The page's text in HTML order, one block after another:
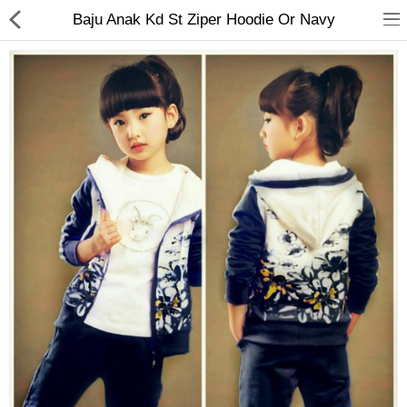
Kacamata
Kecantikan
Kesehatan
Mainan
Makanan & Minuman
Pakaian Anak
Baju Anak Kd St Ziper Hoodie Or Navy